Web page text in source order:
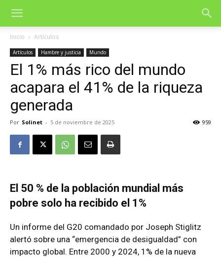
Inicio Artículos
Artículos Hambre y justicia Mundo
El 1% más rico del mundo
acapara el 41% de la riqueza
generada
Por Solinet - 5 de noviembre de 2025 959
El 50 % de la población mundial más
pobre solo ha recibido el 1%
Un informe del G20 comandado por Joseph Stiglitz
alertó sobre una “emergencia de desigualdad” con
impacto global. Entre 2000 y 2024, 1% de la nueva